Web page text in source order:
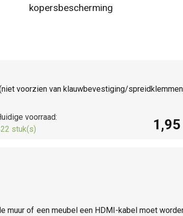
kopersbescherming
voorzien van klauwbevestiging/
voorraad:
stuk(s)
1,95
of een meubel een HDMI-kabel moet